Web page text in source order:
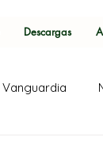
Descargas
Vanguardia